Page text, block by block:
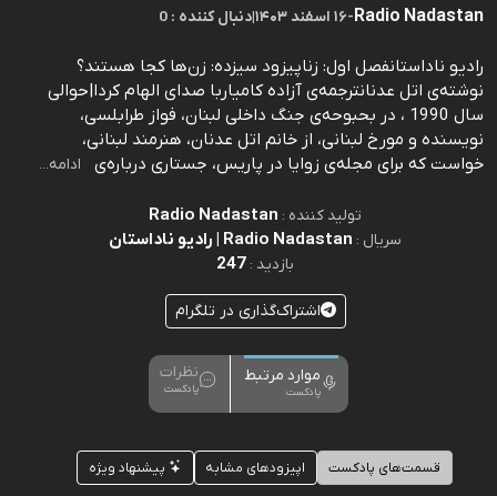
Radio Nadastan
-۱۶ اسفند ۱۴۰۳ |0 : دنبال کننده
رادیو ناداستانفصل اول: زناپیزود سیزده: زن‌ها کجا هستند؟
نوشته‌ی اتل عدنانترجمه‌ی آزاده کامیاربا صدای الهام كردا|حوالی
سال 1990 ، در بحبوحه‌ی جنگ داخلی لبنان، فواز طرابلسی،
نویسنده و مورخ لبنانی، از خانم اتل عدنان، هنرمند لبنانی،
خواست که برای مجله‌ی زوایا در پاریس، جستاری درباره‌ی
ادامه...
تولید کننده : Radio Nadastan
سریال : Radio Nadastan | رادیو ناداستان
بازدید : 247
اشتراک‌گذاری در تلگرام
موارد مرتبط
پادکست
نظرات
پادکست
قسمت‌های پادکست اپیزودهای مشابه پیشنهاد ویژه